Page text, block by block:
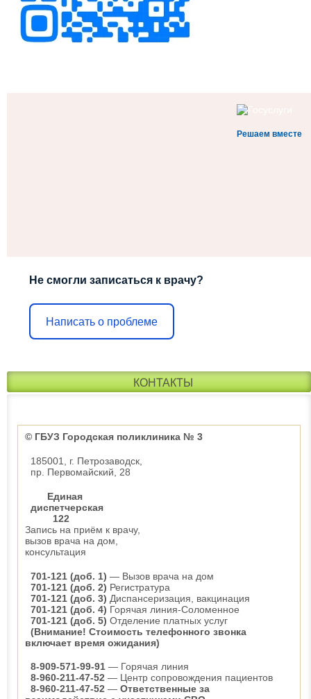
Решаем вместе
Не смогли записаться к врачу?
Написать о проблеме
КОНТАКТЫ
© ГБУЗ Городская поликлиника № 3
185001, г. Петрозаводск,
пр. Первомайский, 28
Единая
диспетчерская
122
Запись на приём к врачу,
вызов врача на дом,
консультация
701-121 (доб. 1) — Вызов врача на дом
701-121 (доб. 2) Регистратура
701-121 (доб. 3) Диспансеризация, вакцинация
701-121 (доб. 4) Горячая линия-Соломенное
701-121 (доб. 5) Отделение платных услуг
(Внимание! Стоимость телефонного звонка
включает время ожидания)
8-909-571-99-91 — Горячая линия
8-960-211-47-52 — Центр сопровождения пациентов
8-960-211-47-52 — Ответственные за